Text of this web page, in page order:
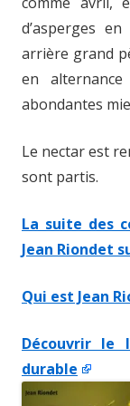
d’asperges
arrière grand
en
abondantes
Le nectar est
sont partis.
La suite des
Jean Riondet
Qui est Jean
Découvrir le
durable